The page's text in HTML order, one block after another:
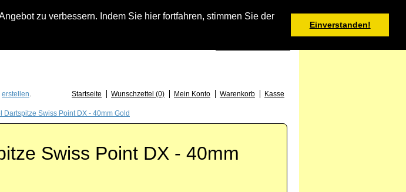
zu verbessern. Indem Sie hier fortfahren, stimmen Sie der
Einverstanden!
Warenkorb
erstellen. Startseite Wunschzettel (0) Mein Konto Warenkorb Kasse
Dartspitze Swiss Point DX - 40mm Gold
Swiss Point DX - 40mm